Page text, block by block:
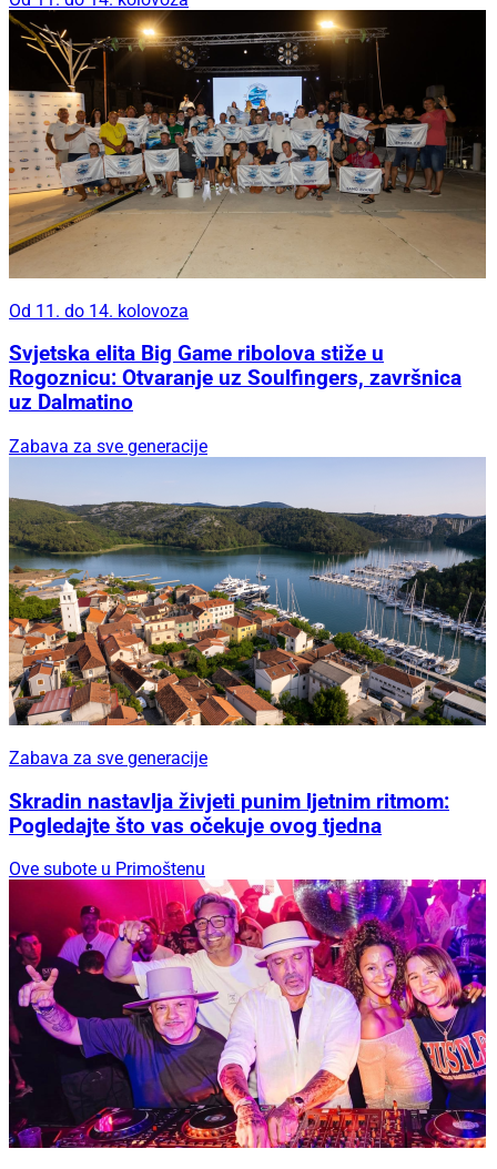
Od 11. do 14. kolovoza
Svjetska elita Big Game ribolova stiže u
Rogoznicu: Otvaranje uz Soulfingers, završnica
uz Dalmatino
Zabava za sve generacije
Zabava za sve generacije
Skradin nastavlja živjeti punim ljetnim ritmom:
Pogledajte što vas očekuje ovog tjedna
Ove subote u Primoštenu